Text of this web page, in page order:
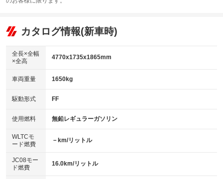
リフトアップ
：装備なし
：装備なし
パワーウィンドウ
アイドリングストップ
：装備あり
USB入力端子
：装備なし
100V電源
：装備なし
センターデフロック
：装備なし
電動格納ミラー
：装備あり
ビジュアル
：装備なし
：装備あり
革シート
キーレス
HID(キセノンライト)
：装備なし
バックカメラ
：装備あり
エアロ
：装備なし
：装備なし
パワーシート
カタログ情報(新車時)
全長×全幅
×全高
4770x1735x1865mm
車両重量 1650kg
駆動形式 FF
使用燃料 無鉛レギュラーガソリン
WLTCモ
ード燃費
－km/リットル
JC08モー
ド燃費
16.0km/リットル